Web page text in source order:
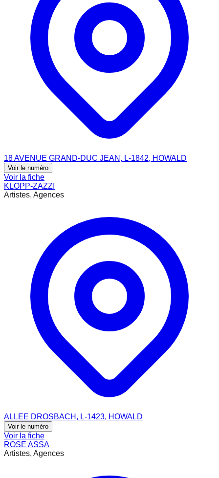
18 AVENUE GRAND-DUC JEAN, L-1842, HOWALD
Voir le numéro
Voir la fiche
KLOPP-ZAZZI
Artistes, Agences
ALLEE DROSBACH, L-1423, HOWALD
Voir le numéro
Voir la fiche
ROSE ASSA
Artistes, Agences